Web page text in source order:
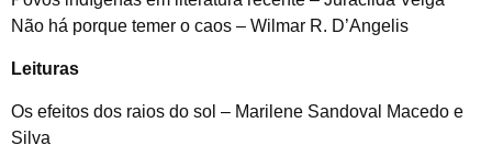
Não há porque temer o caos – Wilmar R. D’Angelis
Leituras
Os efeitos dos raios do sol – Marilene Sandoval Macedo e
Silva